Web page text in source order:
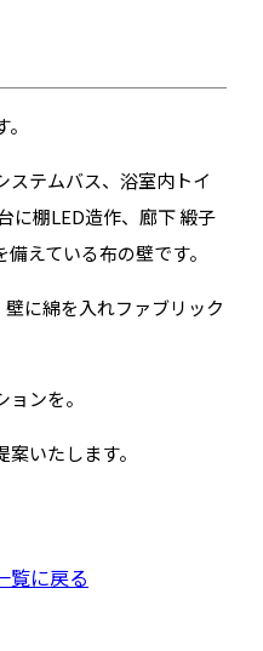
ステムバス、浴室内トイ
に棚LED造作、廊下 緞子
えている布の壁です。
に綿を入れファブリック
ンを。
いたします。